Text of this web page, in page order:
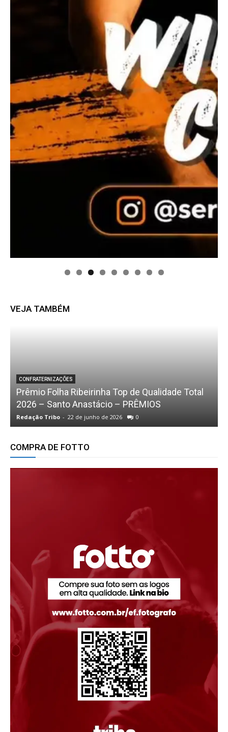
VEJA TAMBÉM
CONFRATERNIZAÇÕES
Prêmio Folha Ribeirinha Top de Qualidade Total
2026 – Santo Anastácio – PRÊMIOS
Redação Tribo - 22 de junho de 2026 0
COMPRA DE FOTTO